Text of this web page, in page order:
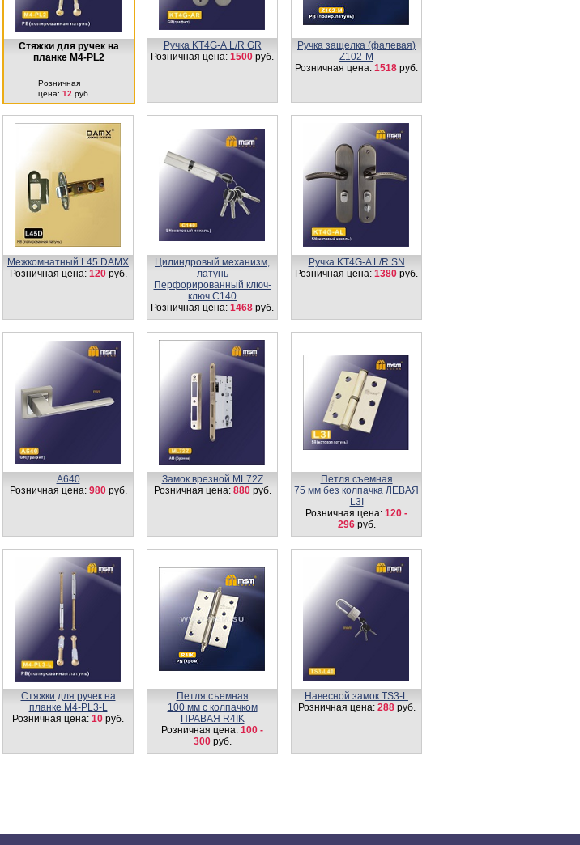
Стяжки для ручек на
планке М4-PL2
Розничная
цена: 12 руб.
Ручка KT4G-А L/R GR
Розничная цена: 1500 руб.
Ручка защелка (фалевая)
Z102-M
Розничная цена: 1518 руб.
Межкомнатный L45 DAMX
Розничная цена: 120руб.
Цилиндровый механизм,
латунь
Перфорированный ключ-
ключ C140
Розничная цена: 1468 руб.
Ручка KT4G-A L/R SN
Розничная цена: 1380 руб.
A640
Розничная цена: 980руб.
Замок врезной ML72Z
Розничная цена: 880руб.
Петля съемная
75 мм без колпачка ЛЕВАЯ
L3I
Розничная цена: 120 -
296руб.
Стяжки для ручек на
планке M4-PL3-L
Розничная цена: 10 руб.
Петля съемная
100 мм с колпачком
ПРАВАЯ R4IK
Розничная цена: 100 -
300руб.
Навесной замок TS3-L
Розничная цена: 288руб.